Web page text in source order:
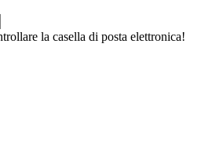
la casella di posta elettronica!